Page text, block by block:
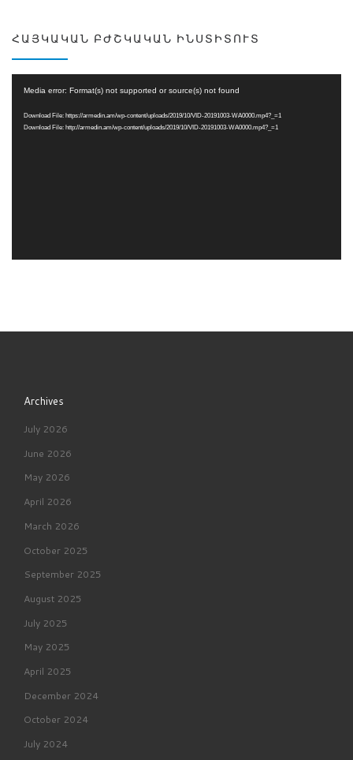
ՀԱՅԿԱԿԱՆ ԲԺՇԿԱԿԱՆ ԻՆՍՏԻՏՈՒՏ
Player
Media error: Format(s) not supported or source(s) not found
Download File: https://armedin.am/wp-content/uploads/2019/10/VID-20191003-WA0000.mp4?_=1
Download File: http://armedin.am/wp-content/uploads/2019/10/VID-20191003-WA0000.mp4?_=1
Archives
July 2026
June 2026
May 2026
April 2026
March 2026
October 2025
September 2025
August 2025
July 2025
May 2025
April 2025
December 2024
October 2024
July 2024